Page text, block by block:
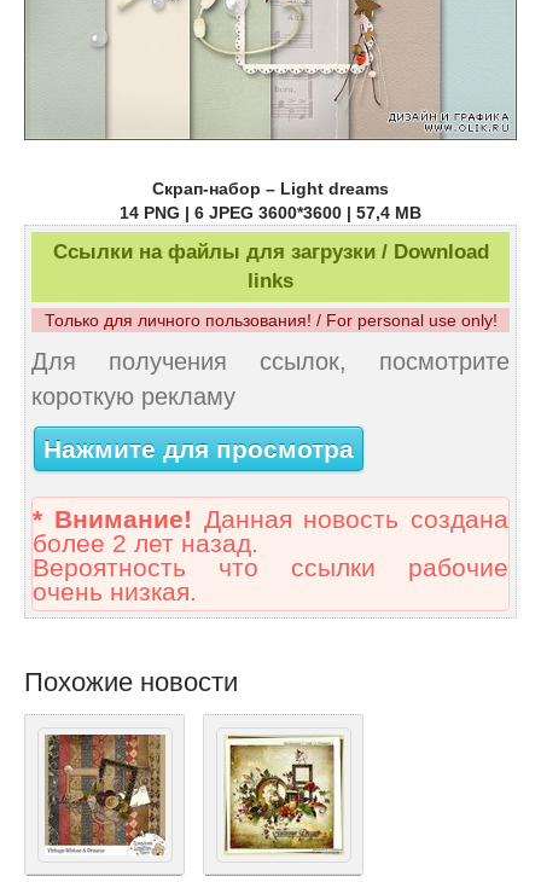
Скрап-набор – Light dreams
14 PNG | 6 JPEG 3600*3600 | 57,4 MB
Ссылки на файлы для загрузки / Download
links
Только для личного пользования! / For personal use only!
Для получения ссылок, посмотрите
короткую рекламу
Нажмите для просмотра
* Внимание! Данная новость создана
более 2 лет назад.
Вероятность что ссылки рабочие
очень низкая.
Похожие новости